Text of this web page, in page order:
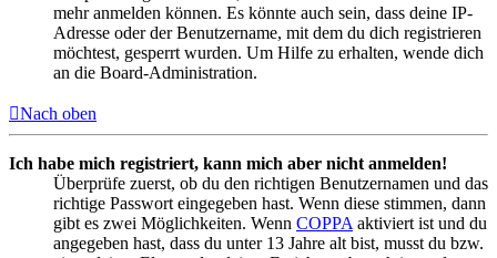
mehr anmelden können. Es könnte auch sein, dass deine IP-
Adresse oder der Benutzername, mit dem du dich registrieren
möchtest, gesperrt wurden. Um Hilfe zu erhalten, wende dich
an die Board-Administration.
Nach oben
Ich habe mich registriert, kann mich aber nicht anmelden!
Überprüfe zuerst, ob du den richtigen Benutzernamen und das
richtige Passwort eingegeben hast. Wenn diese stimmen, dann
gibt es zwei Möglichkeiten. Wenn COPPA aktiviert ist und du
angegeben hast, dass du unter 13 Jahre alt bist, musst du bzw.